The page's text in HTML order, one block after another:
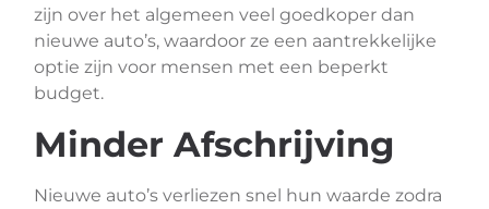
zijn over het algemeen veel goedkoper dan
nieuwe auto’s, waardoor ze een aantrekkelijke
optie zijn voor mensen met een beperkt
budget.
Minder Afschrijving
Nieuwe auto’s verliezen snel hun waarde zodra